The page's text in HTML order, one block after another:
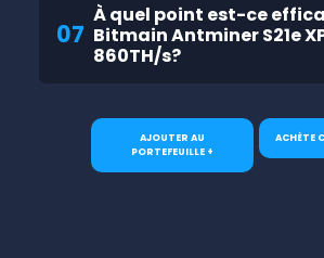
07
À quel point est-ce
Bitmain Antminer S21e
860TH/s?
AJOUTER AU
PORTEFEUILLE +
ACHÈTE